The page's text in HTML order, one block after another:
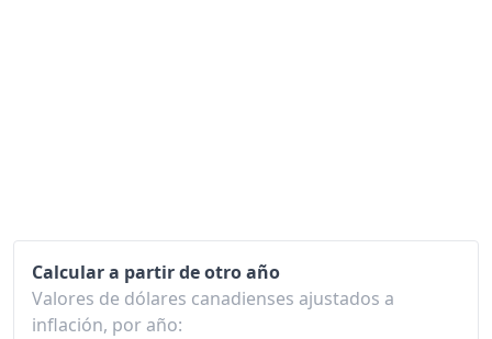
Calcular a partir de otro año
Valores de dólares canadienses ajustados a
inflación, por año: